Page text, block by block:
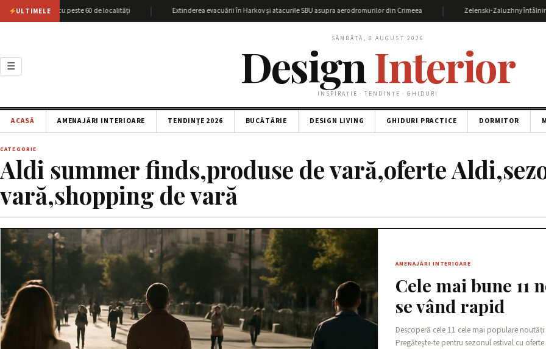
ULTIMELE
Harkov cu peste 60 de localități Extinderea evacuării în Harkov și atacurile SBU asupra aerodromurilor din Crimeea Zelenski-Zaluzhny întâlnire:
☰
SÂMBĂTĂ, 8 AUGUST 2026
DesignInterior
INSPIRAȚIE · TENDINȚE · GHIDURI
ACASĂ AMENAJĂRI INTERIOARE TENDINȚE 2026 BUCĂTĂRIE DESIGN LIVING GHIDURI PRACTICE DORMITOR
CATEGORIE
Aldi summer finds,produse de vară,oferte
vară,shopping de vară
AMENAJĂRI INTERIOARE
Cele mai bune 11
se vând rapid
Descoperă cele 11 cele mai populare
Pregătește-te pentru sezonul estival cu oferte